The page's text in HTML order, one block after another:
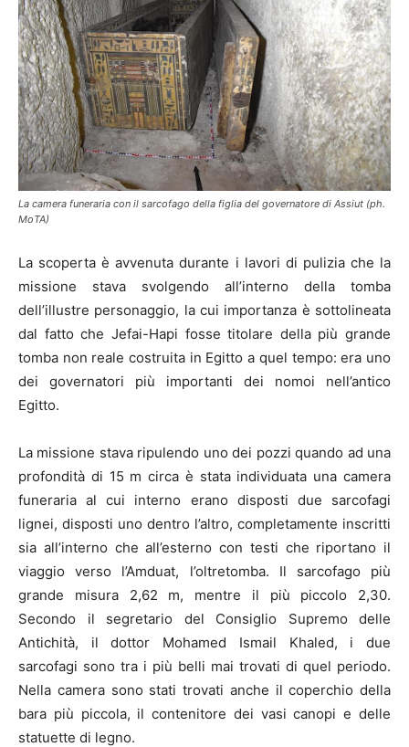
La camera funeraria con il sarcofago della figlia del governatore di Assiut (ph.
MoTA)
La scoperta è avvenuta durante i lavori di pulizia che la
missione stava svolgendo all’interno della tomba
dell’illustre personaggio, la cui importanza è sottolineata
dal fatto che Jefai-Hapi fosse titolare della più grande
tomba non reale costruita in Egitto a quel tempo: era uno
dei governatori più importanti dei nomoi nell’antico
Egitto.
La missione stava ripulendo uno dei pozzi quando ad una
profondità di 15 m circa è stata individuata una camera
funeraria al cui interno erano disposti due sarcofagi
lignei, disposti uno dentro l’altro, completamente inscritti
sia all’interno che all’esterno con testi che riportano il
viaggio verso l’Amduat, l’oltretomba. Il sarcofago più
grande misura 2,62 m, mentre il più piccolo 2,30.
Secondo il segretario del Consiglio Supremo delle
Antichità, il dottor Mohamed Ismail Khaled, i due
sarcofagi sono tra i più belli mai trovati di quel periodo.
Nella camera sono stati trovati anche il coperchio della
bara più piccola, il contenitore dei vasi canopi e delle
statuette di legno.